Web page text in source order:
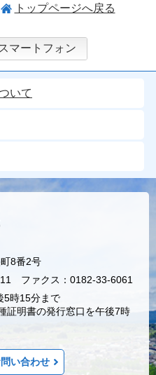
トップページへ戻る
スマートフォン
いて
8番2号
ファクス：0182-33-6061
5時15分まで
証明書の発行窓口を午後7時
い合わせ